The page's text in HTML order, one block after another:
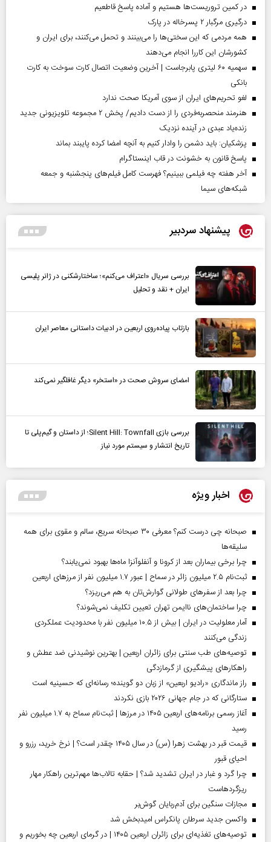
در کمین تروریست‌ها هستیم و آماده پاسخ قاطعیم
درگیری مرگبار ۲ پسرخاله در پارک
همه مردمی که این سختی‌ها را می‌بینند و تحمل می‌کنند، برای ایران و
کشورشان این کاررا انجام می‌دهند
سهمیه ۶۰ لیتری پابرجاست | آخرین وضعیت اتصال کارت سوخت به کارت
بانکی
لغو تحریم‌های ایران از سوی آمریکا صحت ندارد
هنرمند منحصر‌به‌فردی را از دست دادیم/ پخش ۲ مجموعه تلویزیونی جدید
زنده‌یاد عبدی در آینده نزدیک
پزشکیان: باید دشمن را وادار کنیم به آنچه امضا کرده پایبند بماند
پاسخ قانون به خشونت در قاب اینستاگرام
آخر هفته چه فیلمی ببینیم؟ فهرست کامل فیلم‌های پنجشنبه و جمعه
شبکه‌های سیما
پیشنهاد سردبیر
بررسی سریال «اعتراف می‌کنم»؛ ساختارشکنی در ژانر پلیسی
ایران + نقد و تحلیل
بازتاب پیاده‌روی اربعین در ادبیات داستانی معاصر ایران
امضای سروش صحت در «استخر» دیگر غافلگیر نمی‌کند
بررسی بازی Silent Hill: Townfall؛ از داستان و گیم‌پلی تا
تاریخ انتشار و سیستم مورد نیاز
اخبار ویژه
صبحانه چی درست کنم؟ معرفی ۳۰ صبحانه سریع، سالم و مقوی برای همه
سلیقه‌ها
چرا برخی بیماران بعد از کرونا و آنفلوآنزا ماه‌ها بهبود نمی‌یابند؟
ثبت‌نام ۲.۵ میلیون زائر در سماح | عبور ۱.۷ میلیون نفر از مرز‌های اربعین
چرا بعد از سفرهای طولانی گوارش‌تان به هم می‌ریزد؟
چرا ساختمان‌های ناایمن تهران تعیین تکلیف نمی‌شوند؟
آمار معلولیت در ایران | بیش از ۱۰.۵ میلیون نفر با محدودیت عملکردی
زندگی می‌کنند
توصیه‌های طب سنتی برای زائران اربعین | بهترین نوشیدنی ضد عطش و
راهکارهای پیشگیری از گرمازدگی
راز ماندگاری «رادیو اربعین» از زبان دو گوینده؛ رسانه‌ای که حسینیه است
ستارگانی که در جام جهانی ۲۰۲۶ بازی نکردند
آغاز رسمی برنامه‌های اربعین ۱۴۰۵ در مرز‌ها | ثبت‌نام سماح به ۱.۷ میلیون نفر
رسید
قیمت قبر در بهشت زهرا (س) در سال ۱۴۰۵ چقدر است؟ | نرخ خرید، رزرو و
احیای قبور
چرا گرد و غبار در ایران تشدید شد؟ | حقابه تالاب‌ها مهم‌ترین راهکار مهار
ریزگردهاست
مجازات سنگین برای آدم‌ربایان گوش‌بر
واکسن جدید سرطان پانکراس امیدبخش شد
توصیه‌های تغذیه‌ای برای زائران اربعین ۱۴۰۵ | در گرمای اربعین چه بخوریم و